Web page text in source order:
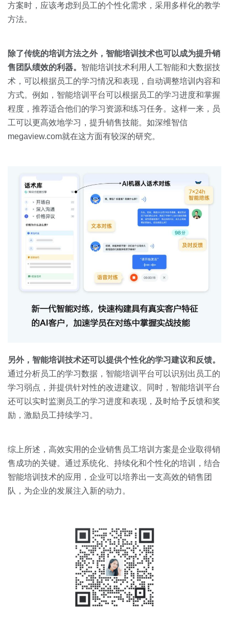
方案时，应该考虑到员工的个性化需求，采用多样化的教学
方法。
除了传统的培训方法之外，智能培训技术也可以成为提升销
售团队绩效的利器。 智能培训技术利用人工智能和大数据技
术，可以根据员工的学习情况和表现，自动调整培训内容和
方式。例如，智能培训平台可以根据员工的学习进度和掌握
程度，推荐适合他们的学习资源和练习任务。这样一来，员
工可以更高效地学习，提升销售技能。如深维智信
megaview.com就在这方面有较深的研究。
另外，智能培训技术还可以提供个性化的学习建议和反馈。
通过分析员工的学习数据，智能培训平台可以识别出员工的
学习弱点，并提供针对性的改进建议。同时，智能培训平台
还可以实时监测员工的学习进度和表现，及时给予反馈和奖
励，激励员工持续学习。
综上所述，高效实用的企业销售员工培训方案是企业取得销
售成功的关键。通过系统化、持续化和个性化的培训，结合
智能培训技术的应用，企业可以培养出一支高效的销售团
队，为企业的发展注入新的动力。